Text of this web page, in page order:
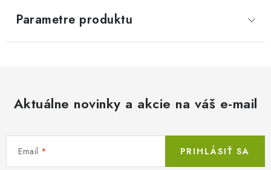
Parametre produktu
Aktuálne novinky a akcie na váš e-mail
Email PRIHLÁSIŤ SA